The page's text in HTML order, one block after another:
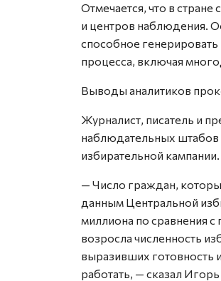
Отмечается, что в
и центров наблюдения.
способное
процесса, включая
Выводы аналитиков
Журналист, писатель и
наблюдательных штабов
избирательной кампании.
— Число граждан,
данным Центральной
миллиона по сравнения
возросла численность
выразивших готовность
работать, — сказал Игорь